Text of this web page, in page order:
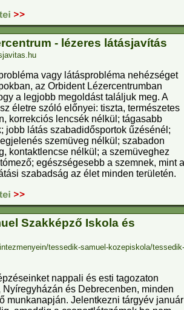
- lézeres látásjavítás
vagy látásprobléma nehézséget
az Orbident Lézercentrumban
a legjobb megoldást találjuk meg. A
életre szóló előnyei: tiszta, természetes
korrekciós lencsék nélkül; tágasabb
jobb látás szabadidősportok űzésénél;
szemüveg nélkül; szabadon
kontaktlencse nélkül; a szemüveghez
egészségesebb a szemnek, mint a
szabadság az élet minden területén.
Szakképző Iskola és
tessedik-samuel-kozepiskola/tessedik-
nappali és esti tagozaton
és Debrecenben, minden
munkanapján. Jelentkezni tárgyév január